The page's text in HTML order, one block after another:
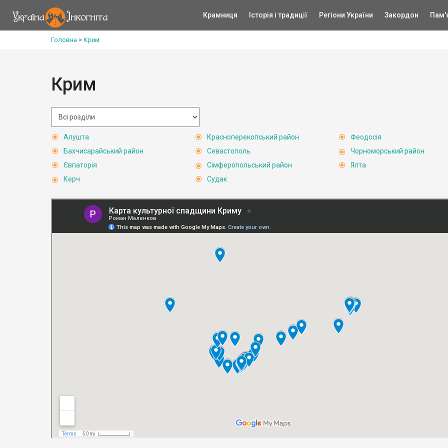
Крамниця Історія і традиції Регіони України Закордон
Головна > Крим
Крим
Алушта
Бахчисарайський район
Євпаторія
Керч
Красноперекопський район
Севастополь
Сімферопольський район
Судак
Феодосія
Чорноморський район
Ялта